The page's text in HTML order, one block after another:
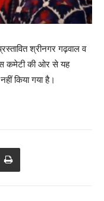
श्रीनगर गढ़वाल व
कमेटी की ओर से यह
किया गया है।